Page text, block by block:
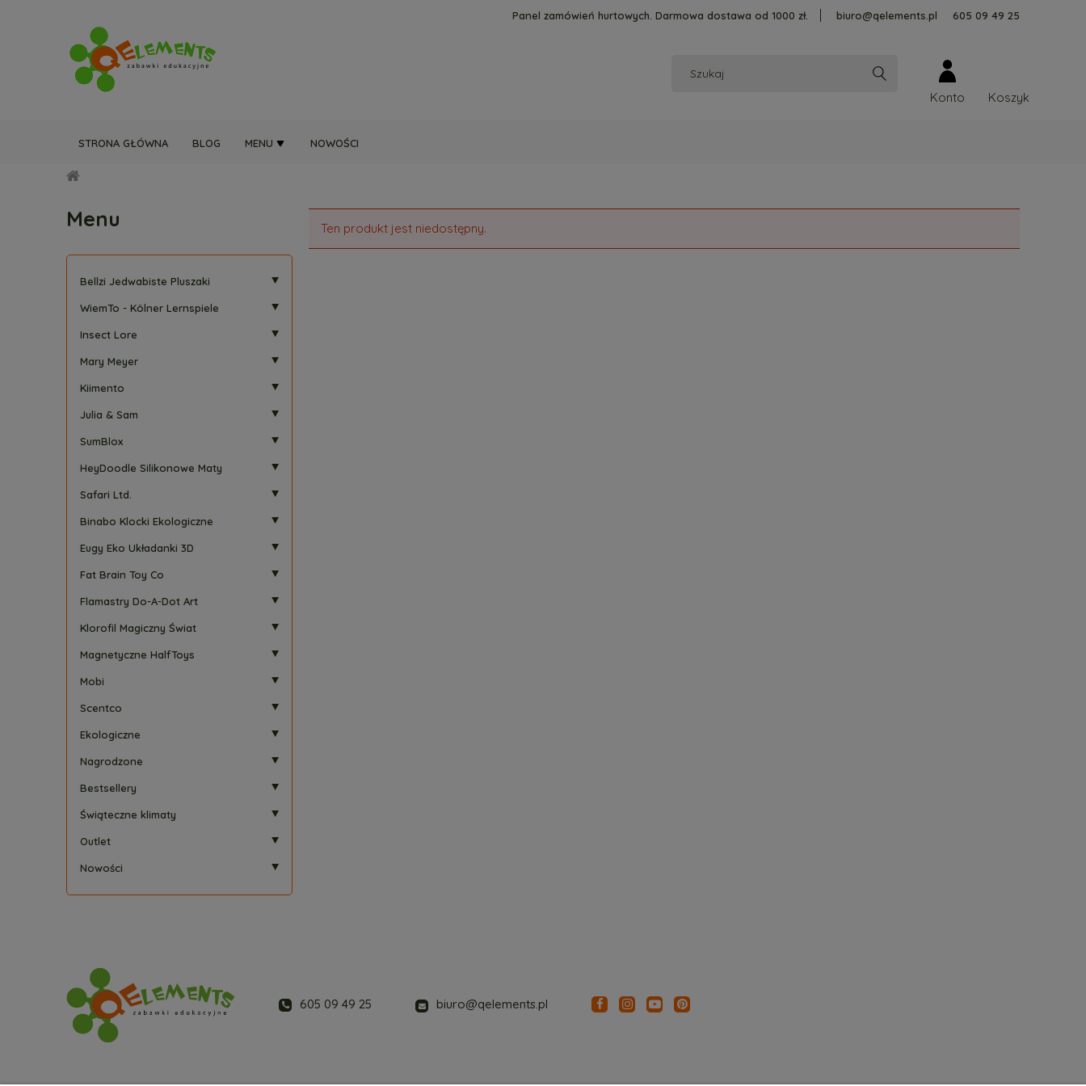
Panel zamówień hurtowych. Darmowa dostawa od 1000 zł. biuro@qelements.pl 605 09 49 25
Konto
STRONA GŁÓWNA BLOG MENU NOWOŚCI
Menu
Bellzi Jedwabiste Pluszaki
WiemTo - Kölner Lernspiele
Insect Lore
Mary Meyer
Kiimento
Julia & Sam
SumBlox
HeyDoodle Silikonowe Maty
Safari Ltd.
Binabo Klocki Ekologiczne
Eugy Eko Układanki 3D
Fat Brain Toy Co
Flamastry Do-A-Dot Art
Klorofil Magiczny Świat
Magnetyczne HalfToys
Mobi
Scentco
Ekologiczne
Nagrodzone
Bestsellery
Świąteczne klimaty
Outlet
Nowości
Ten produkt jest niedostępny.
605 09 49 25 biuro@qelements.pl